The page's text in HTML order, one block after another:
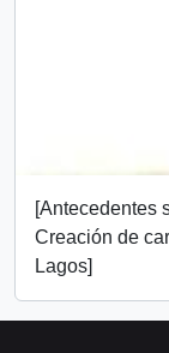
[Antecedentes
Creación de
Lagos]